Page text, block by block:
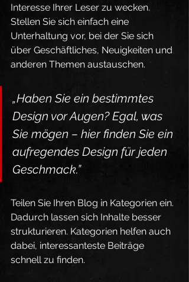
Interesse Ihrer Leser zu wecken.
Stellen Sie sich einfach eine
Unterhaltung vor, bei der Sie sich
über Geschäftliches, Neuigkeiten und
anderen Themen austauschen.
„Haben Sie ein bestimmtes
Design vor Augen? Egal, was
Sie mögen – hier finden Sie ein
aufregendes Design für jeden
Geschmack.”
Teilen Sie Ihren Blog in Kategorien ein.
Dadurch lassen sich Inhalte besser
strukturieren. Kategorien helfen auch
dabei, interessanteste Beiträge
schnell zu finden.